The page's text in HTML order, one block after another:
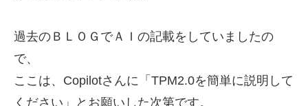
過去のＢＬＯＧでＡＩの記載をしていましたの
で、
ここは、 Copilotさんに「TPM2.0を簡単に説明して
ください」とお願いした次第です。